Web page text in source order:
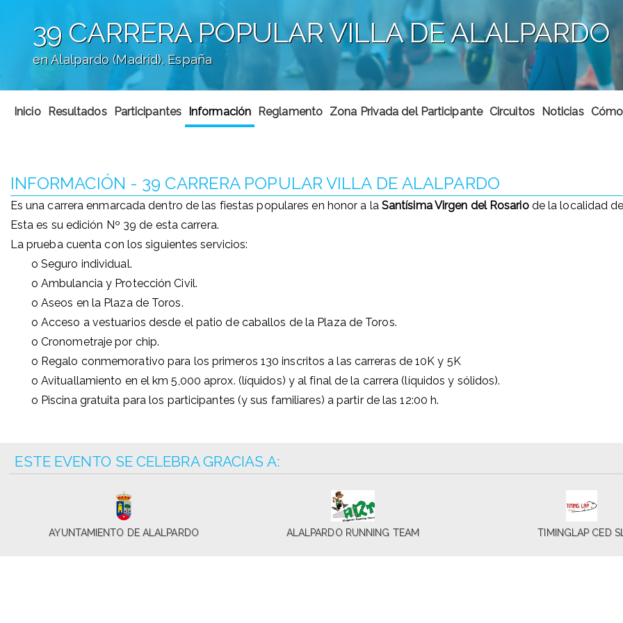
39 CARRERA POPULAR VILLA DE ALALPARDO
en Alalpardo (Madrid), España
';
Inicio Resultados Participantes Información Reglamento Zona Privada del Participante Circuitos Noticias
INFORMACIÓN - 39 CARRERA POPULAR VILLA DE ALALPARDO
Es una carrera enmarcada dentro de las fiestas populares en honor a la Santísima Virgen del Rosario de la localidad
Esta es su edición Nº 39 de esta carrera.
La prueba cuenta con los siguientes servicios:
o Seguro individual.
o Ambulancia y Protección Civil.
o Aseos en la Plaza de Toros.
o Acceso a vestuarios desde el patio de caballos de la Plaza de Toros.
o Cronometraje por chip.
o Regalo conmemorativo para los primeros 130 inscritos a las carreras de 10K y 5K
o Avituallamiento en el km 5,000 aprox. (líquidos) y al final de la carrera (líquidos y sólidos).
o Piscina gratuita para los participantes (y sus familiares) a partir de las 12:00 h.
ESTE EVENTO SE CELEBRA GRACIAS A:
AYUNTAMIENTO DE ALALPARDO ALALPARDO RUNNING TEAM TIMINGLAP CED